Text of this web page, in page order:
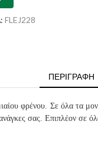
FLEJ228
ΠΕΡΙΓΡΑΦΉ
φρένου. Σε όλα τα
σας. Επιπλέον